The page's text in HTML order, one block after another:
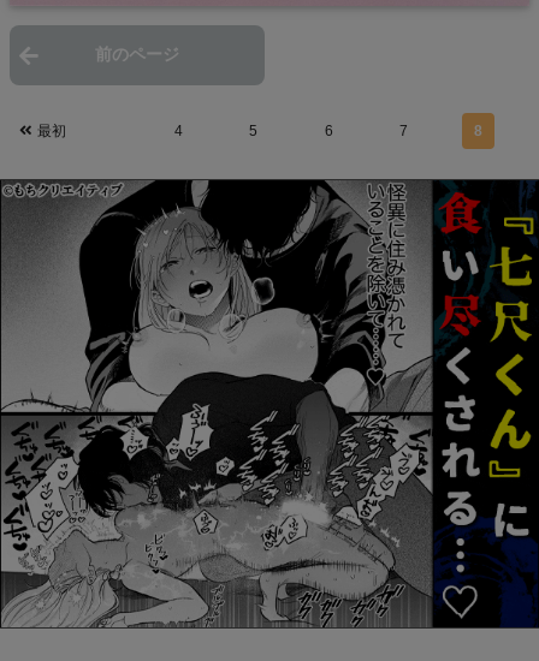
前のページ
最初 4 5 6 7 8